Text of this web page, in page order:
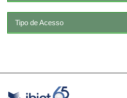
Tipo de Acesso